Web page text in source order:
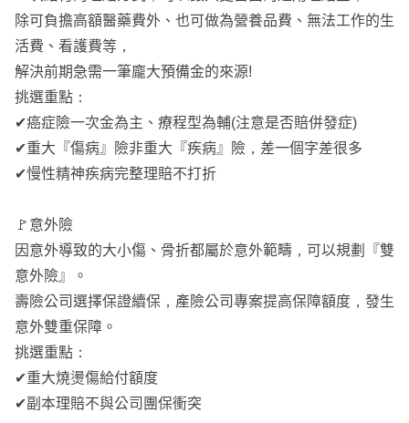
除可負擔高額醫藥費外、也可做為營養品費、無法工作的生
活費、看護費等，
解決前期急需一筆龐大預備金的來源!
挑選重點：
✔癌症險一次金為主、療程型為輔(注意是否賠併發症)
✔重大『傷病』險非重大『疾病』險，差一個字差很多
✔慢性精神疾病完整理賠不打折
🚩意外險
因意外導致的大小傷、骨折都屬於意外範疇，可以規劃『雙
意外險』。
壽險公司選擇保證續保，產險公司專案提高保障額度，發生
意外雙重保障。
挑選重點：
✔重大燒燙傷給付額度
✔副本理賠不與公司團保衝突